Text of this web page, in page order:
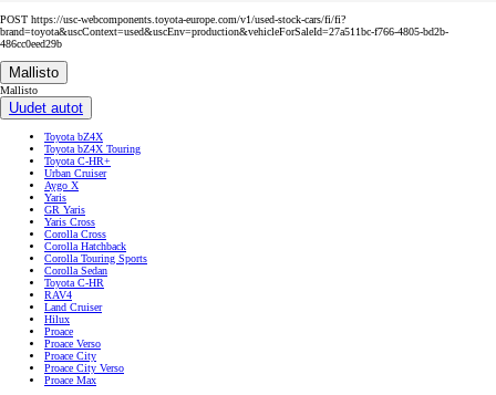
POST https://usc-webcomponents.toyota-europe.com/v1/used-stock-cars/fi/fi?
brand=toyota&uscContext=used&uscEnv=production&vehicleForSaleId=27a511bc-f766-4805-bd2b-
486cc0eed29b
Mallisto
Mallisto
Uudet autot
Toyota bZ4X
Toyota bZ4X Touring
Toyota C-HR+
Urban Cruiser
Aygo X
Yaris
GR Yaris
Yaris Cross
Corolla Cross
Corolla Hatchback
Corolla Touring Sports
Corolla Sedan
Toyota C-HR
RAV4
Land Cruiser
Hilux
Proace
Proace Verso
Proace City
Proace City Verso
Proace Max